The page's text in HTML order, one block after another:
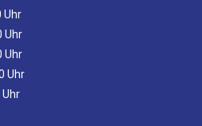
Uhr
Uhr